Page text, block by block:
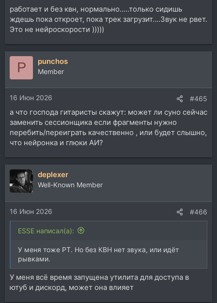
работает и без квн, нормально.....только сидишь
ждешь пока откроет, пока трек загрузит....Звук не рвет.
Это не нейроскорости )))))
P punchos
Member
16 Июн 2026 #465
а что господа гитаристы скажут: может ли суно сейчас
заменить сессионщика если фрагменты нужно
перебить/переиграть качественно , или будет слышно,
что нейронка и глюки АИ?
deplexer
Well-Known Member
16 Июн 2026 #466
ESSE написал(а):
У меня тоже РТ. Но без КВН нет звука, или идёт
рывками.
У меня всё время запущена утилита для доступа в
ютуб и дискорд, может она влияет